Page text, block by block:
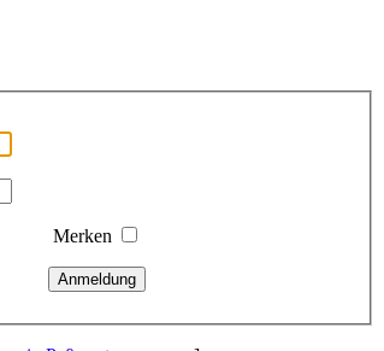
Merken
Anmeldung